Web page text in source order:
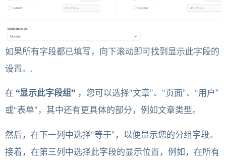
如果所有字段都已填写，向下滚动即可找到显示此字段的
设置。.
在 “显示此字段组” ，您可以选择“文章”、“页面”、“用户”
或“表单”，其中还有更具体的部分，例如文章类型。
然后，在下一列中选择“等于”，以便显示您的分组字段。
接着，在第三列中选择此字段的显示位置，例如，在所有